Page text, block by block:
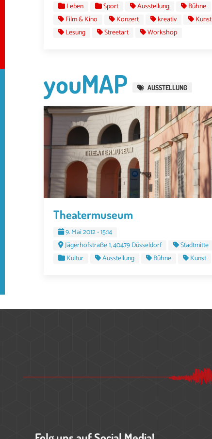
Leben
Sport Ausstellung
Bühne
Film & Kino
Konzert kreativ
Kunst
Lesung
Streetart Workshop
youMAP AUSSTELLUNG
Theatermuseum
9. Mai 2012 - 15:14
Jägerhofstraße 1, 40479 Düsseldorf
Stadtmitte
Kultur
Ausstellung Bühne Kunst